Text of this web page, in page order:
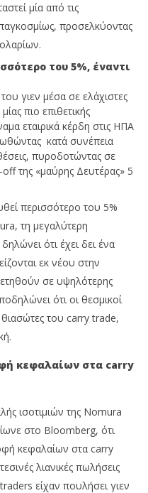
μία από τις
παγκοσμίως, προσελκύοντας
του 5%, έναντι
γιεν μέσα σε ελάχιστες
πιο επιθετικής
εταιρικά κέρδη στις ΗΠΑ
ωθώντας κατά συνέπεια
πυροδοτώντας σε
της «μαύρης Δευτέρας» 5
περισσότερο του 5%
τη μεγαλύτερη
ότι έχει δει ένα
εκ νέου στην
σε υψηλότερης
ότι οι θεσμικοί
του carry trade,
κεφαλαίων στα carry
ισοτιμιών της Nomura
στο Bloomberg, ότι
κεφαλαίων στα carry
λιανικές πωλήσεις
είχαν πουλήσει γιεν